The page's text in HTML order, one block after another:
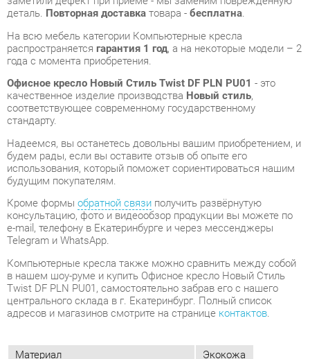
Офисное кресло Новый Стиль Twist DF PLN PU01- это
соответствующее современному государственному
стандарту.
будем рады, если вы оставите отзыв об опыте его
использования, который поможет сориентироваться нашим
будущим покупателям.
Кроме формы
консультацию, фото и видеообзор продукции вы можете по
e-mail, телефону в Екатеринбурге и через мессенджеры
Telegram и WhatsApp.
Компьютерные кресла также можно сравнить между собой
в нашем шоу-руме и купить Офисное кресло Новый Стиль
Twist DF PLN PU01, самостоятельно забрав его с нашего
центрального склада в г. Екатеринбург. Полный список
адресов и магазинов смотрите на страницеконтактов.
Материал
Экокожа
Цвет
Pu01
Высота, мм
1180
Вес упаковок, кг
23